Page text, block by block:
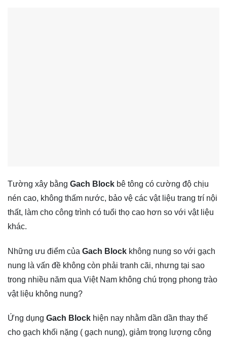
Tường xây bằng Gach Block bê tông có cường độ chịu
nén cao, không thấm nước, bảo vệ các vật liệu trang trí nội
thất, làm cho công trình có tuổi thọ cao hơn so với vật liệu
khác.
Những ưu điểm của Gach Block không nung so với gạch
nung là vấn đề không còn phải tranh cãi, nhưng tại sao
trong nhiều năm qua Việt Nam không chú trọng phong trào
vật liệu không nung?
Ứng dụng Gach Block hiện nay nhằm dần dần thay thế
cho gạch khối nặng ( gạch nung), giảm trọng lượng công